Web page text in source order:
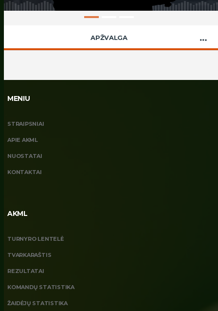
APŽVALGA
MENIU
STRAIPSNIAI
APIE AKML
NUOSTATAI
KONTAKTAI
AKML
TURNYRO LENTELĖ
TVARKARAŠTIS
REZULTATAI
KOMANDŲ STATISTIKA
ŽAIDĖJŲ STATISTIKA